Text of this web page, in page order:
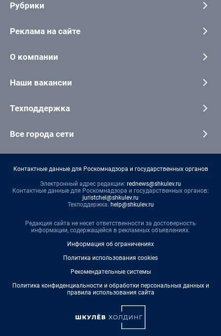
Рубрики
Реклама на сайте
О компании
Наши вакансии
Техподдержка
Все города сети
Контактные данные для Роскомнадзора и государственных органов
Электронный адрес редакции: rednews@shkulev.ru
Контактные данные для Роскомнадзора и государственных органов:
juristchel@shkulev.ru
Техподдержка: help@shkulev.ru
Редакция сайта не несет ответственности за достоверность
информации, содержащейся в рекламных объявлениях.
Информация об ограничениях
Политика использования cookies
Рекомендательные системы
Политика конфиденциальности и обработки персональных данных и
правила использования сайта